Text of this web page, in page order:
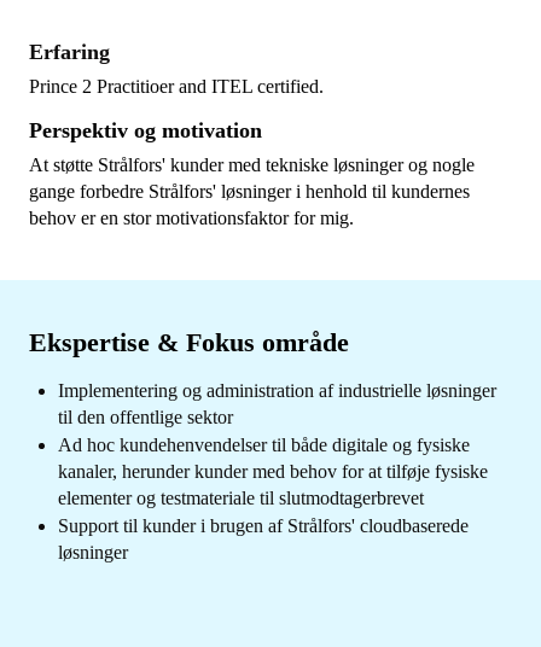
Erfaring
Prince 2 Practitioer and ITEL certified.
Perspektiv og motivation
At støtte Strålfors' kunder med tekniske løsninger og nogle
gange forbedre Strålfors' løsninger i henhold til kundernes
behov er en stor motivationsfaktor for mig.
Ekspertise & Fokus område
Implementering og administration af industrielle løsninger
til den offentlige sektor
Ad hoc kundehenvendelser til både digitale og fysiske
kanaler, herunder kunder med behov for at tilføje fysiske
elementer og testmateriale til slutmodtagerbrevet
Support til kunder i brugen af ​​Strålfors' cloudbaserede
løsninger